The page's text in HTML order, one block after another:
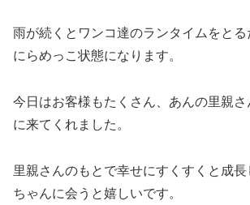
雨が続くとワンコ達のランタイムをとる
にらめっこ状態になります。
今日はお客様もたくさん、あんの里親
に来てくれました。
里親さんのもとで幸せにすくすくと成
ちゃんに会うと嬉しいです。